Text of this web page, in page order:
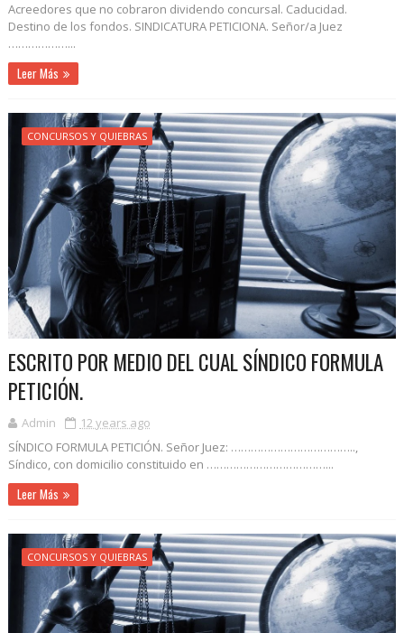
Acreedores que no cobraron dividendo concursal. Caducidad.
Destino de los fondos. SINDICATURA PETICIONA. Señor/a Juez
………………...
Leer Más
CONCURSOS Y QUIEBRAS
ESCRITO POR MEDIO DEL CUAL SÍNDICO FORMULA
PETICIÓN.
Admin
12 years ago
SÍNDICO FORMULA PETICIÓN. Señor Juez: ………………………………..,
Síndico, con domicilio constituido en ………………………………...
Leer Más
CONCURSOS Y QUIEBRAS